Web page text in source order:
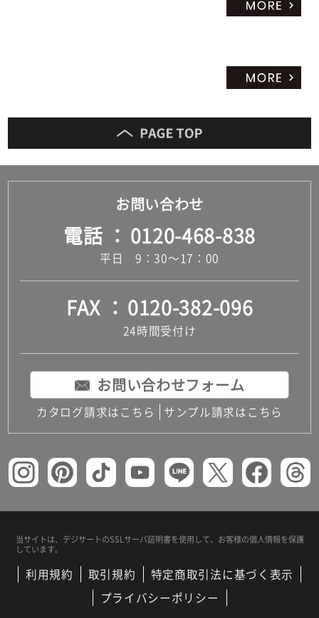
お問い合わせ
電話 0120-468-838
平日 9：30～17：00
FAX 0120-382-096
24時間受付け
お問い合わせフォーム
カタログ請求はこちら サンプル請求はこちら
当サイトは、デジサートのSSLサーバ証明書を使用して、 お客様の個人情報を保護
しています。
利用規約 取引規約
特定商取引法に基づく表示
プライバシーポリシー